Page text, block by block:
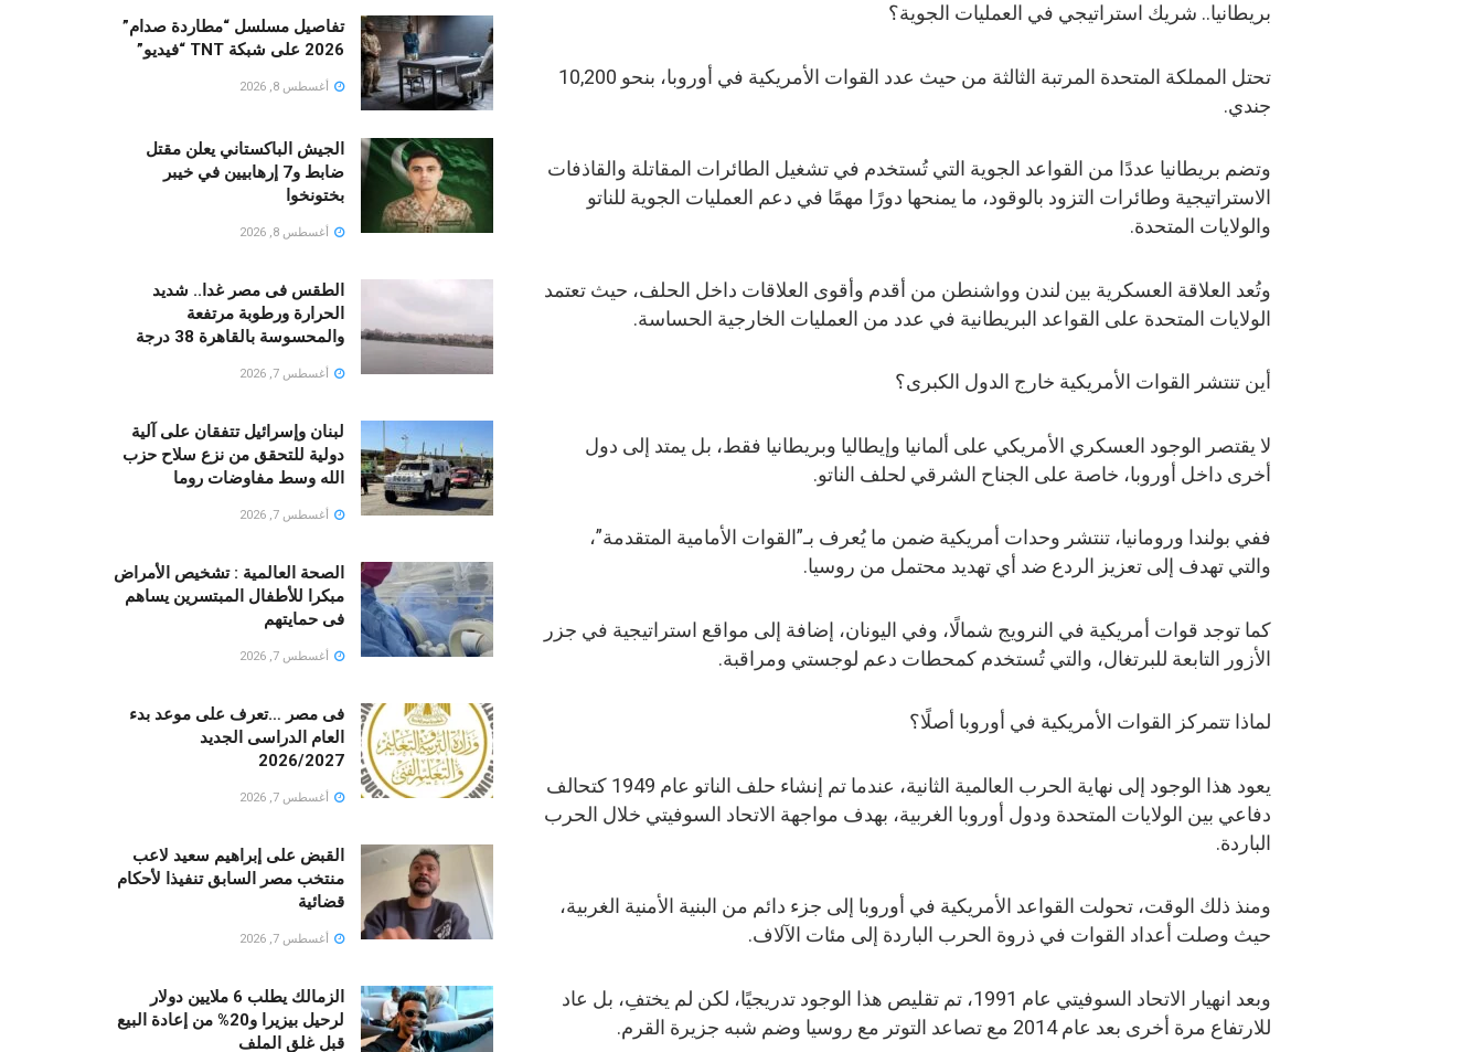
بريطانيا.. شريك استراتيجي في العمليات الجوية؟
تحتل المملكة المتحدة المرتبة الثالثة من حيث عدد القوات الأمريكية في أوروبا، بنحو 10,200
جندي.
وتضم بريطانيا عددًا من القواعد الجوية التي تُستخدم في تشغيل الطائرات المقاتلة والقاذفات
الاستراتيجية وطائرات التزود بالوقود، ما يمنحها دورًا مهمًا في دعم العمليات الجوية للناتو
والولايات المتحدة.
وتُعد العلاقة العسكرية بين لندن وواشنطن من أقدم وأقوى العلاقات داخل الحلف، حيث تعتمد
الولايات المتحدة على القواعد البريطانية في عدد من العمليات الخارجية الحساسة.
أين تنتشر القوات الأمريكية خارج الدول الكبرى؟
لا يقتصر الوجود العسكري الأمريكي على ألمانيا وإيطاليا وبريطانيا فقط، بل يمتد إلى دول
أخرى داخل أوروبا، خاصة على الجناح الشرقي لحلف الناتو.
ففي بولندا ورومانيا، تنتشر وحدات أمريكية ضمن ما يُعرف بـ”القوات الأمامية المتقدمة”،
والتي تهدف إلى تعزيز الردع ضد أي تهديد محتمل من روسيا.
كما توجد قوات أمريكية في النرويج شمالًا، وفي اليونان، إضافة إلى مواقع استراتيجية في جزر
الأزور التابعة للبرتغال، والتي تُستخدم كمحطات دعم لوجستي ومراقبة.
لماذا تتمركز القوات الأمريكية في أوروبا أصلًا؟
يعود هذا الوجود إلى نهاية الحرب العالمية الثانية، عندما تم إنشاء حلف الناتو عام 1949 كتحالف
دفاعي بين الولايات المتحدة ودول أوروبا الغربية، بهدف مواجهة الاتحاد السوفيتي خلال الحرب
الباردة.
ومنذ ذلك الوقت، تحولت القواعد الأمريكية في أوروبا إلى جزء دائم من البنية الأمنية الغربية،
حيث وصلت أعداد القوات في ذروة الحرب الباردة إلى مئات الآلاف.
وبعد انهيار الاتحاد السوفيتي عام 1991، تم تقليص هذا الوجود تدريجيًا، لكن لم يختفِ، بل عاد
للارتفاع مرة أخرى بعد عام 2014 مع تصاعد التوتر مع روسيا وضم شبه جزيرة القرم.
تفاصيل مسلسل “مطاردة صدام”
2026 على شبكة TNT “فيديو”
أغسطس 8, 2026
الجيش الباكستاني يعلن مقتل
ضابط و7 إرهابيين في خيبر
بختونخوا
أغسطس 8, 2026
الطقس فى مصر غدا.. شديد
الحرارة ورطوبة مرتفعة
والمحسوسة بالقاهرة 38 درجة
أغسطس 7, 2026
لبنان وإسرائيل تتفقان على آلية
دولية للتحقق من نزع سلاح حزب
الله وسط مفاوضات روما
أغسطس 7, 2026
الصحة العالمية : تشخيص الأمراض
مبكرا للأطفال المبتسرين يساهم
فى حمايتهم
أغسطس 7, 2026
فى مصر …تعرف على موعد بدء
العام الدراسى الجديد
2026/2027
أغسطس 7, 2026
القبض على إبراهيم سعيد لاعب
منتخب مصر السابق تنفيذا لأحكام
قضائية
أغسطس 7, 2026
الزمالك يطلب 6 ملايين دولار
لرحيل بيزيرا و20% من إعادة البيع
قبل غلق الملف